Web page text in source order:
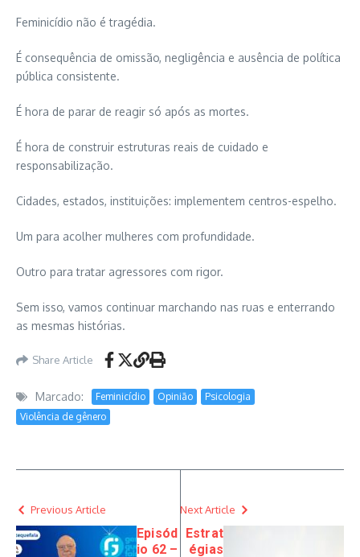
Feminicídio não é tragédia.
É consequência de omissão, negligência e ausência de política
pública consistente.
É hora de parar de reagir só após as mortes.
É hora de construir estruturas reais de cuidado e
responsabilização.
Cidades, estados, instituições: implementem centros-espelho.
Um para acolher mulheres com profundidade.
Outro para tratar agressores com rigor.
Sem isso, vamos continuar marchando nas ruas e enterrando
as mesmas histórias.
Share Article
Marcado: Feminicídio Opinião
Psicologia
Violência de gênero
Previous Article
Episód
io 62 –
Next Article
Estrat
égias